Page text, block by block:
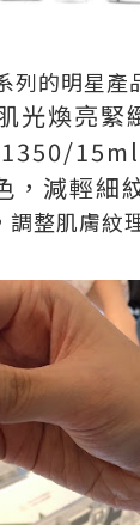
列的明星產
光煥亮緊
，減輕細
調整肌膚紋